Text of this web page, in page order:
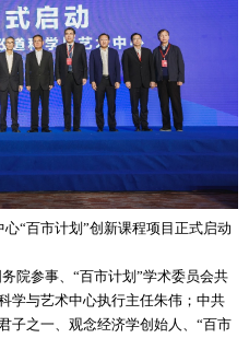
“百市计划”创新课程项目正式启动
院参事、“百市计划”学术委员会共
学与艺术中心执行主任朱伟；中共
子之一、观念经济学创始人、“百市